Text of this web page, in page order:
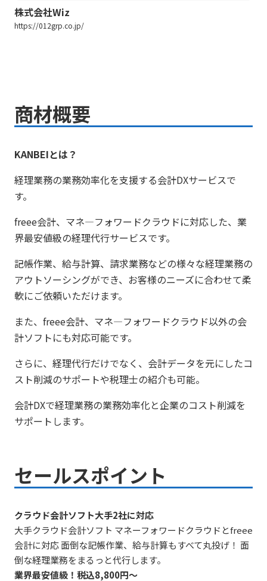
株式会社Wiz
https://012grp.co.jp/
商材概要
KANBEIとは？
経理業務の業務効率化を支援する会計DXサービスで
す。
freee会計、マネ―フォワードクラウドに対応した、業
界最安値級の経理代行サービスです。
記帳作業、給与計算、請求業務などの様々な経理業務の
アウトソーシングができ、お客様のニーズに合わせて柔
軟にご依頼いただけます。
また、freee会計、マネ―フォワードクラウド以外の会
計ソフトにも対応可能です。
さらに、経理代行だけでなく、会計データを元にしたコ
スト削減のサポートや税理士の紹介も可能。
会計DXで経理業務の業務効率化と企業のコスト削減を
サポートします。
セールスポイント
クラウド会計ソフト大手2社に対応
大手クラウド会計ソフト マネーフォワードクラウドとfreee
会計に対応 面倒な記帳作業、給与計算もすべて丸投げ！ 面
倒な経理業務をまるっと代行します。
業界最安値級！税込8,800円～